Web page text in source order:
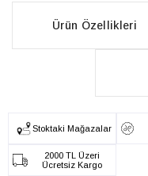
Ürün Özellikleri
Stoktaki Mağazalar
2000 TL Üzeri
Ücretsiz Kargo